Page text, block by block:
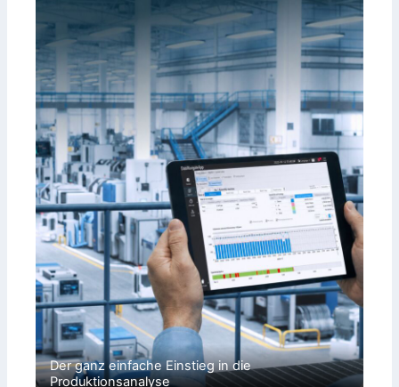
Der ganz einfache Einstieg in die
Produktionsanalyse